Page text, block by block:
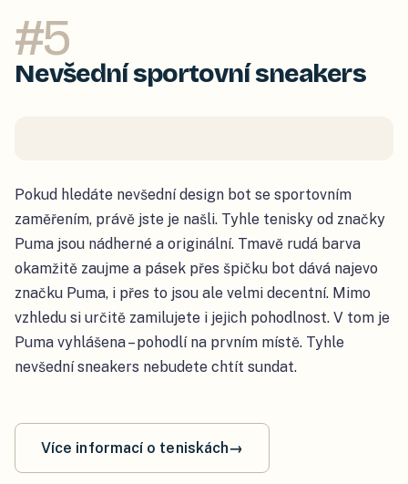
#5
Nevšední sportovní sneakers
Pokud hledáte nevšední design bot se sportovním
zaměřením, právě jste je našli. Tyhle tenisky od značky
Puma jsou nádherné a originální. Tmavě rudá barva
okamžitě zaujme a pásek přes špičku bot dává najevo
značku Puma, i přes to jsou ale velmi decentní. Mimo
vzhledu si určitě zamilujete i jejich pohodlnost. V tom je
Puma vyhlášena – pohodlí na prvním místě. Tyhle
nevšední sneakers nebudete chtít sundat.
Více informací o teniskách→